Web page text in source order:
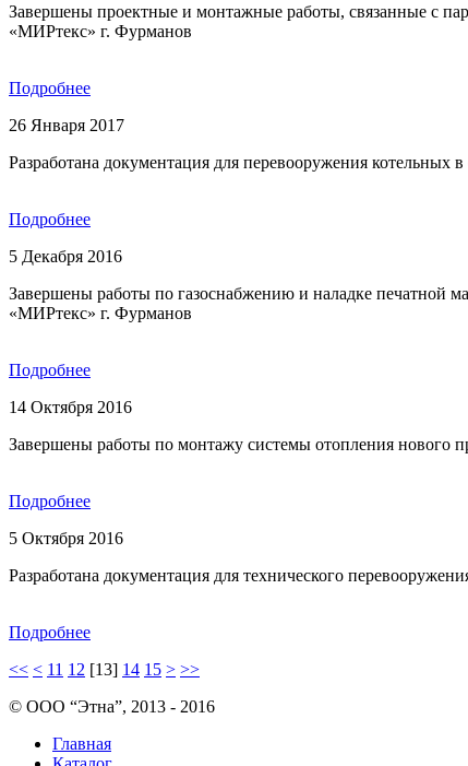
Завершены проектные и монтажные работы, связанные с
«МИРтекс» г. Фурманов
Подробнее
26 Января 2017
Разработана документация для перевооружения котельных
Подробнее
5 Декабря 2016
Завершены работы по газоснабжению и наладке печатной
«МИРтекс» г. Фурманов
Подробнее
14 Октября 2016
Завершены работы по монтажу системы отопления нового
Подробнее
5 Октября 2016
Разработана документация для технического
Подробнее
<< < 11 12 [13] 14 15 > >>
© ООО “Этна”, 2013 - 2016
Главная